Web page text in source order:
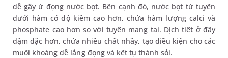
dễ gây ứ đọng nước bọt. Bên cạnh đó, nước bọt từ tuyến
dưới hàm có độ kiềm cao hơn, chứa hàm lượng calci và
phosphate cao hơn so với tuyến mang tai. Dịch tiết ở đây
đậm đặc hơn, chứa nhiều chất nhầy, tạo điều kiện cho các
muối khoáng dễ lắng đọng và kết tụ thành sỏi.